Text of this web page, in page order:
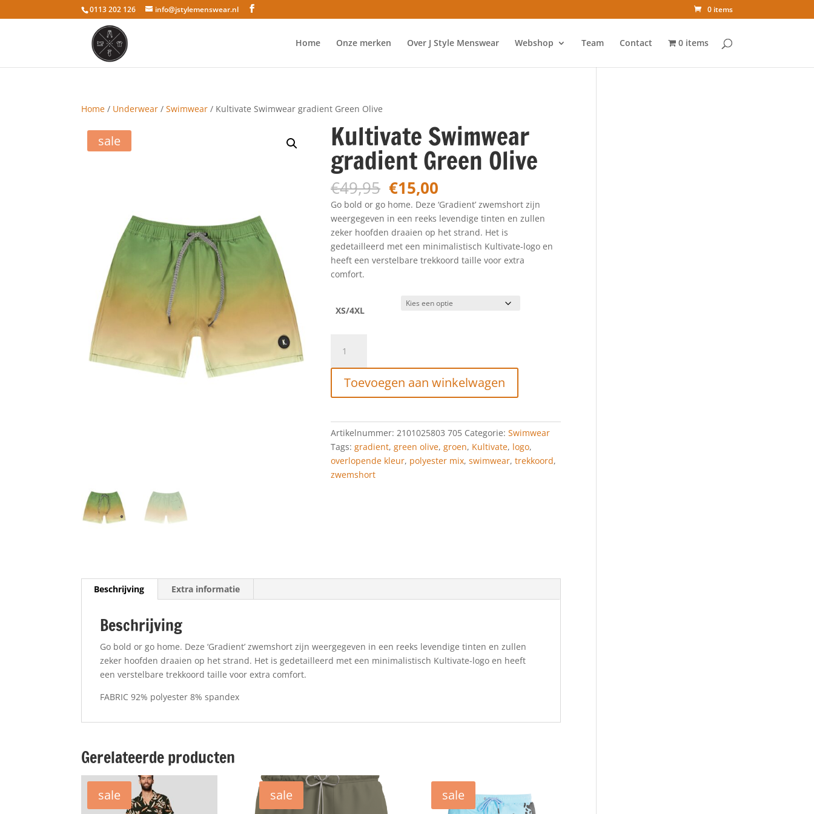
0113 202 126 info@jstylemenswear.nl 0 items
Home Onze merken Over J Style Menswear Webshop Team Contact 0 items
Home / Underwear /Swimwear / Kultivate Swimwear gradient Green Olive
sale Kultivate Swimwear
gradient Green Olive
€49,95 Oorspronkelijke
prijs
was:
€49,95.
€15,00
prijs
is:
€15,00.
Go bold or go home. Deze ‘Gradient’ zwemshort zijn
weergegeven in een reeks levendige tinten en zullen
zeker hoofden draaien op het strand. Het is
gedetailleerd met een minimalistisch Kultivate-logo en
heeft een verstelbare trekkoord taille voor extra
comfort.
XS/4XL
Swimwear
gradient
Green
Olive
Toevoegen aan winkelwagen
Artikelnummer:2101025803 705 Categorie:Swimwear
Tags:gradient,green olive,groen, Kultivate, logo,
overlopende kleur, polyester mix,swimwear,trekkoord,
zwemshort
Beschrijving Extra informatie
Beschrijving
Go bold or go home. Deze ‘Gradient’ zwemshort zijn weergegeven in een reeks levendige tinten en zullen
zeker hoofden draaien op het strand. Het is gedetailleerd met een minimalistisch Kultivate-logo en heeft
een verstelbare trekkoord taille voor extra comfort.
FABRIC 92% polyester 8% spandex
Gerelateerde producten
sale sale sale